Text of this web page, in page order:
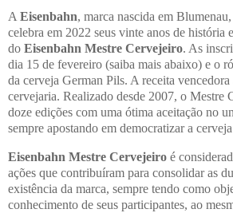
A Eisenbahn, marca nascida em
celebra em 2022 seus vinte anos de história
do Eisenbahn Mestre Cervejeiro. As
dia 15 de fevereiro (saiba mais abaixo) e o
da cerveja German Pils. A receita
cervejaria. Realizado desde 2007, o Mestre
doze edições com uma ótima aceitação no
sempre apostando em democratizar a
Eisenbahn Mestre Cervejeiro é
ações que contribuíram para consolidar as
existência da marca, sempre tendo como
conhecimento de seus participantes, ao